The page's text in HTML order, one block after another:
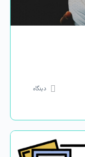
دیدگاه